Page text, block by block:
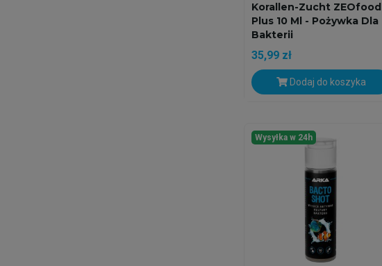
Korallen-Zucht ZEOfood
Plus 10 Ml - Pożywka Dla
Bakterii
35,99 zł
Dodaj do koszyka
Wysyłka w 24h